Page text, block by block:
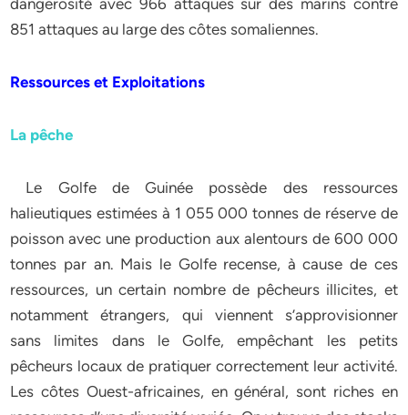
dangerosité avec 966 attaques sur des marins contre
851 attaques au large des côtes somaliennes.
Ressources et Exploitations
La pêche
Le Golfe de Guinée possède des ressources
halieutiques estimées à 1 055 000 tonnes de réserve de
poisson avec une production aux alentours de 600 000
tonnes par an. Mais le Golfe recense, à cause de ces
ressources, un certain nombre de pêcheurs illicites, et
notamment étrangers, qui viennent s’approvisionner
sans limites dans le Golfe, empêchant les petits
pêcheurs locaux de pratiquer correctement leur activité.
Les côtes Ouest-africaines, en général, sont riches en